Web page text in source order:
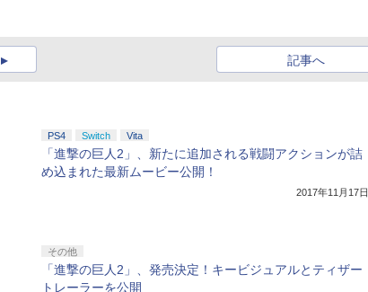
記事へ
PS4 Switch Vita
「進撃の巨人2」、新たに追加される戦闘アクションが詰
め込まれた最新ムービー公開！
2017年11月17日
その他
「進撃の巨人2」、発売決定！キービジュアルとティザー
トレーラーを公開